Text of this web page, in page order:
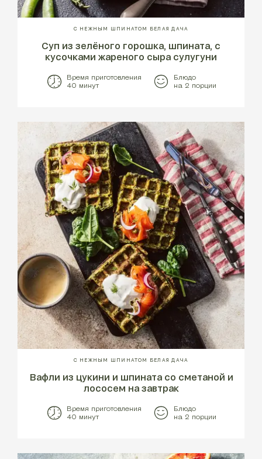
С НЕЖНЫМ ШПИНАТОМ БЕЛАЯ ДАЧА
Суп из зелёного горошка, шпината, с
кусочками жареного сыра сулугуни
Время приготовления
40 минут
Блюдо
на 2 порции
С НЕЖНЫМ ШПИНАТОМ БЕЛАЯ ДАЧА
Вафли из цукини и шпината со сметаной и
лососем на завтрак
Время приготовления
40 минут
Блюдо
на 2 порции